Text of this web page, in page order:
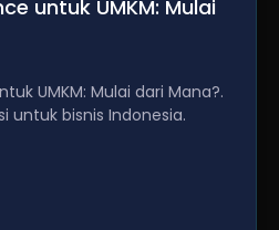
untuk UMKM: Mulai
UMKM: Mulai dari Mana?.
untuk bisnis Indonesia.